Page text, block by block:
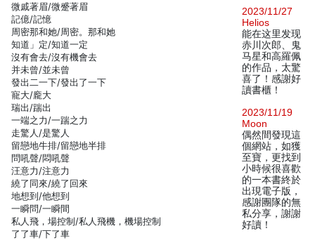
微戚著眉/微蹙著眉
記億/記憶
周密那和她/周密。那和她
知道」定/知道一定
沒有會去/沒有機會去
并未曾/並未曾
發出二一下/發出了一下
寵大/龐大
瑞出/踹出
一端之力/一踹之力
走驚人/是驚人
留戀地牛排/留戀地半排
問吼聲/悶吼聲
汪意力/注意力
繞了同來/繞了回來
地想到/他想到
一瞬問/一瞬間
私人飛，場控制/私人飛機，機場控制
了了車/下了車
2023/11/27
Helios
能在这里发现
赤川次郎、鬼
马星和高羅佩
的作品，太驚
喜了！感謝好
讀書櫃！
2023/11/19
Moon
偶然間發現這
個網站，如獲
至寶，更找到
小時候很喜歡
的一本書終於
出現電子版，
感謝團隊的無
私分享，謝謝
好讀！